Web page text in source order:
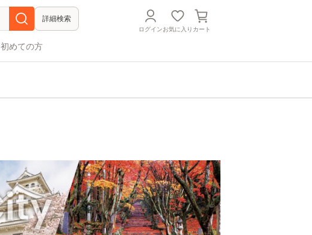
詳細検索
ログインお気に入り カート
初めての方